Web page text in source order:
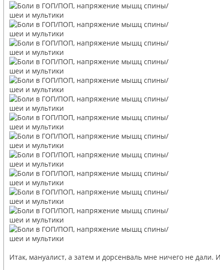
Итак, мануалист, а затем и дорсенваль мне ничего не дали.